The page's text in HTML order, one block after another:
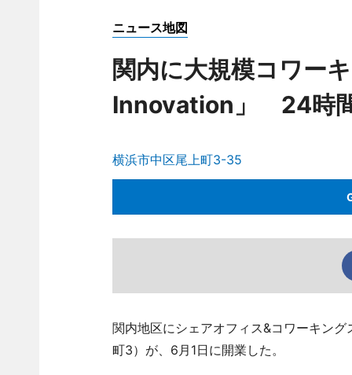
ニュース地図
関内に大規模コワー
Innovation」 24時
横浜市中区尾上町3-35
関内地区にシェアオフィス&コワーキン
町3）が、6月1日に開業した。